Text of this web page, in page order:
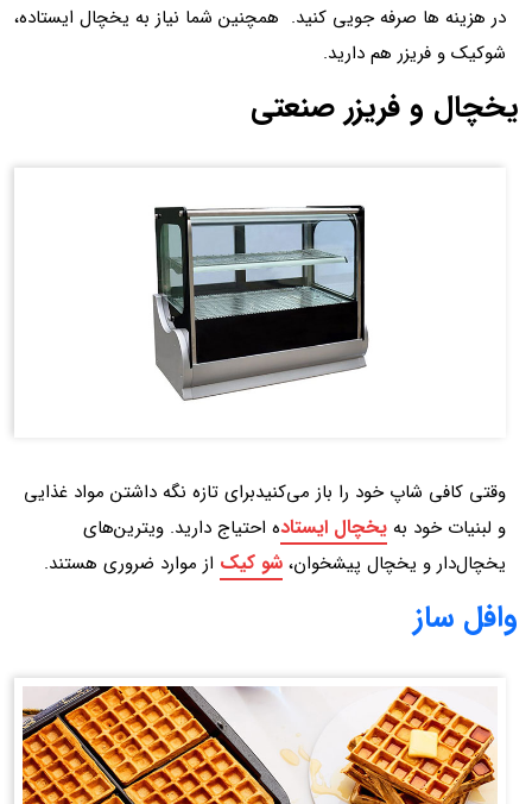
در هزینه ها صرفه جویی کنید. همچنین شما نیاز به یخچال ایستاده،
شوکیک و فریزر هم دارید.
یخچال و فریزر صنعتی
وقتی کافی ‌شاپ خود را باز می‌کنیدبرای تازه نگه داشتن مواد غذایی
و لبنیات خود به یخچال ایستاده احتیاج دارید. ویترین‌های
یخچال‌دار و یخچال پیشخوان، شو کیک از موارد ضروری هستند.
وافل ساز